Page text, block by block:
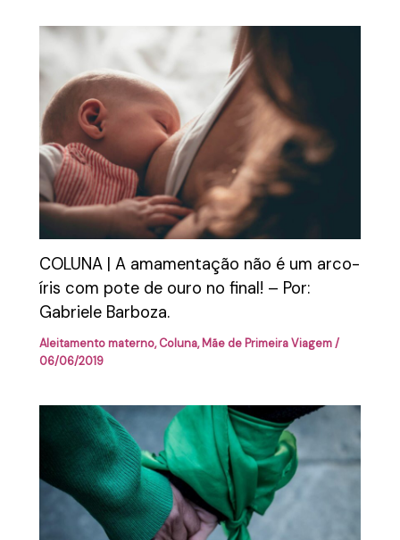
COLUNA | A amamentação não é um arco-
íris com pote de ouro no final! – Por:
Gabriele Barboza.
Aleitamento materno,Coluna,Mãe de Primeira Viagem/
06/06/2019